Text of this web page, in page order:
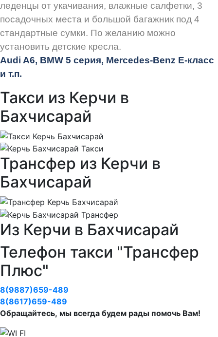
леденцы от укачивания, влажные салфетки, 3
посадочных места и большой багажник под 4
стандартные сумки. По желанию можно
установить детские кресла.
Audi A6, BMW 5 серия, Mercedes-Benz E-класс
и т.п.
Такси из Керчи в
Бахчисарай
Трансфер из Керчи в
Бахчисарай
Из Керчи в Бахчисарай
Телефон такси "Трансфер
Плюс"
8(9887)659-489
8(8617)659-489
Обращайтесь, мы всегда будем рады помочь Вам!